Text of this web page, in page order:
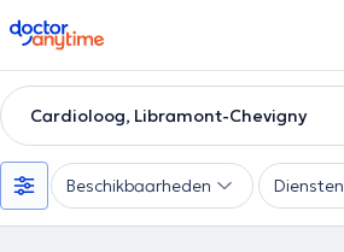
doctoranytime
Cardioloog, Libramont-Chevigny
Beschikbaarheden Diensten